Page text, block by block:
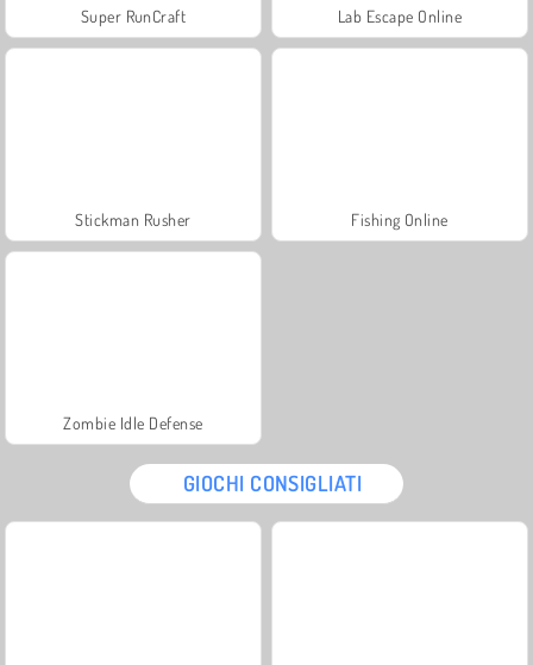
Super RunCraft Lab Escape Online
Stickman Rusher Fishing Online
Zombie Idle Defense
GIOCHI CONSIGLIATI